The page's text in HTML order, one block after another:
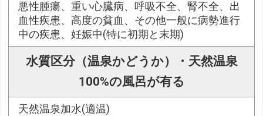
悪性腫瘍、重い心臓病、呼吸不全、腎不全、出
血性疾患、高度の貧血、その他一般に病勢進行
中の疾患、妊娠中(特に初期と末期)
水質区分（温泉かどうか）・天然温泉
100%の風呂が有る
天然温泉加水(適温)